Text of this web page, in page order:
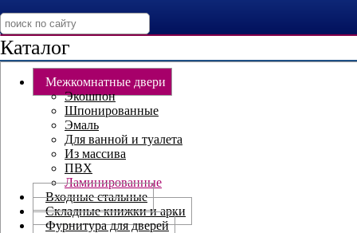
Каталог
Межкомнатные двери
Экошпон
Шпонированные
Эмаль
Для ванной и туалета
Из массива
ПВХ
Ламинированные
Входные стальные
Складные книжки и арки
Фурнитура для дверей